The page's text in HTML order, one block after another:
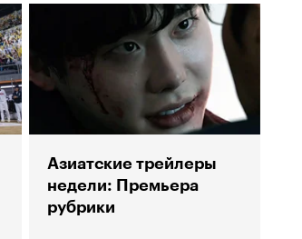
Азиатские трейлеры
недели: Премьера
рубрики